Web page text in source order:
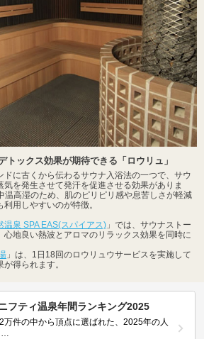
トックス効果が期待できる「ロウリュ」
ドに古くから伝わるサウナ入浴法の一つで、サウ
を発生させて発汗を促進させる効果がありま
高湿のため、肌のピリピリ感や息苦しさが軽減
用しやすいのが特徴。
温泉 SPA EAS(スパイアス) 」では、サウナストー
心地良い熱波とアロマのリラックス効果を同時に
」は、1日18回のロウリュウサービスを実施して
得られます。
フティ温泉年間ランキング2025
万件の中から頂点に選ばれた、2025年の人